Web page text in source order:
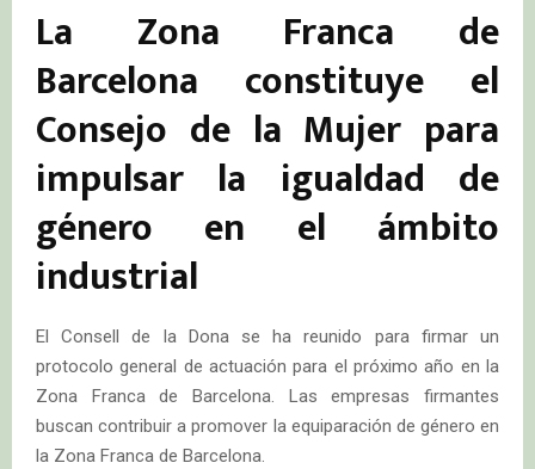
La Zona Franca de
Barcelona constituye el
Consejo de la Mujer para
impulsar la igualdad de
género en el ámbito
industrial
El Consell de la Dona se ha reunido para firmar un
protocolo general de actuación para el próximo año en la
Zona Franca de Barcelona. Las empresas firmantes
buscan contribuir a promover la equiparación de género en
la Zona Franca de Barcelona.